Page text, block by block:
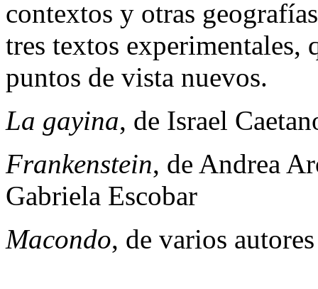
contextos y otras
tres textos experimentales,
puntos de vista nuevos.
La gayina, de Israel
Frankenstein, de Andrea
Gabriela Escobar
Macondo, de varios autores